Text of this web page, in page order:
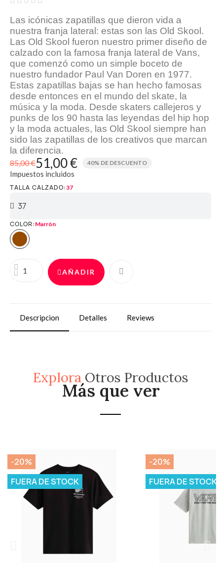
Las icónicas zapatillas que dieron vida a
nuestra franja lateral: estas son las Old Skool.
Las Old Skool fueron nuestro primer diseño de
calzado con la famosa franja lateral de Vans,
que comenzó como un simple boceto de
nuestro fundador Paul Van Doren en 1977.
Estas zapatillas bajas se han hecho famosas
desde entonces en el mundo del skate, la
música y la moda. Desde skaters callejeros y
punks de los 90 hasta las leyendas del hip hop
y la moda actuales, las Old Skool siempre han
sido las zapatillas de los creativos que marcan
la diferencia.
85,00 €51,00 € 40% DE DESCUENTO
Impuestos incluidos
TALLA CALZADO 37
COLOR Marrón
AÑADIR
Descripcion Detalles Reviews
ExploraOtros Productos
Más que ver
-20%
FUERA DE STOCK
-20%
FUERA DE STOCK